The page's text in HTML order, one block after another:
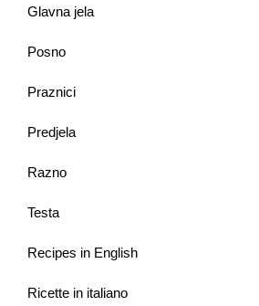
Glavna jela
Posno
Praznici
Predjela
Razno
Testa
Recipes in English
Ricette in italiano